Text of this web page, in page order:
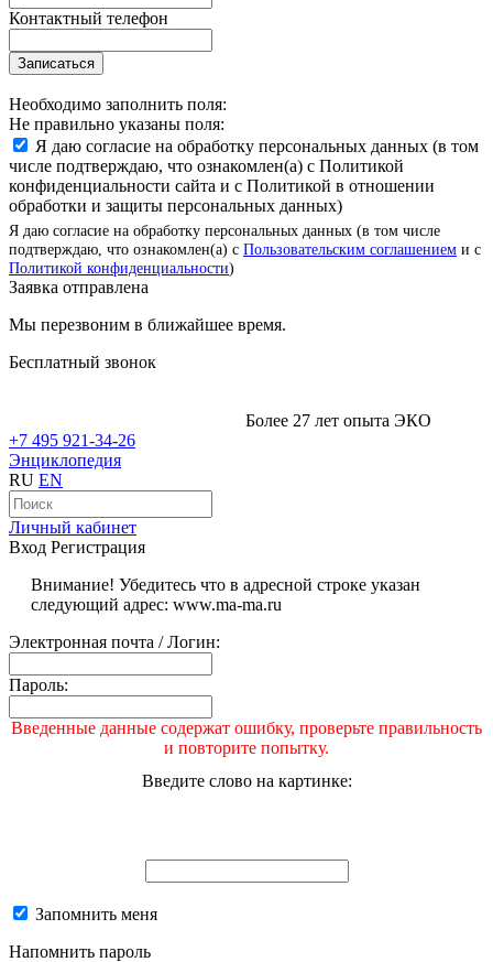
Контактный телефон
Записаться
Необходимо заполнить поля:
Не правильно указаны поля:
Я даю согласие на обработку персональных данных (в том
числе подтверждаю, что ознакомлен(а) с Политикой
конфиденциальности сайта и с Политикой в отношении
обработки и защиты персональных данных)
Я даю согласие на обработку персональных данных (в том числе
подтверждаю, что ознакомлен(а) с Пользовательским соглашением и с
Политикой конфиденциальности)
Заявка отправлена
Мы перезвоним в ближайшее время.
Бесплатный звонок
Более 27 лет опыта ЭКО
+7 495 921-34-26
Энциклопедия
RU EN
Личный кабинет
Вход Регистрация
Внимание! Убедитесь что в адресной строке указан
следующий адрес: www.ma-ma.ru
Электронная почта / Логин:
Пароль:
Введенные данные содержат ошибку, проверьте правильность
и повторите попытку.
Введите слово на картинке:
Запомнить меня
Напомнить пароль